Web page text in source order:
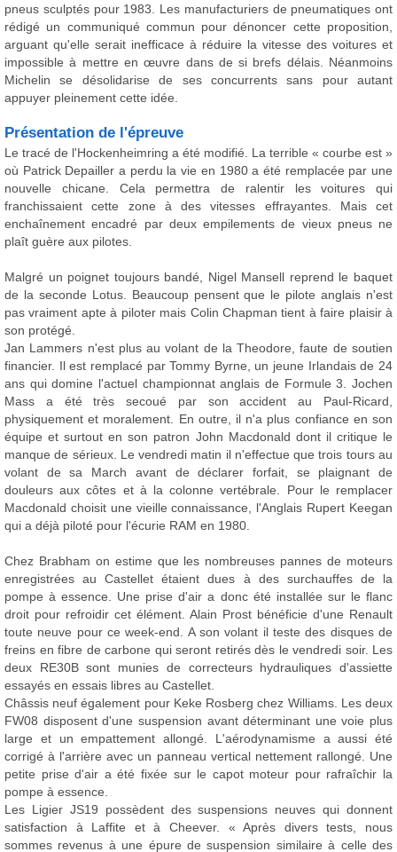
pneus sculptés pour 1983. Les manufacturiers de pneumatiques ont
rédigé un communiqué commun pour dénoncer cette proposition,
arguant qu'elle serait inefficace à réduire la vitesse des voitures et
impossible à mettre en œuvre dans de si brefs délais. Néanmoins
Michelin se désolidarise de ses concurrents sans pour autant
appuyer pleinement cette idée.
Présentation de l'épreuve
Le tracé de l'Hockenheimring a été modifié. La terrible « courbe est »
où Patrick Depailler a perdu la vie en 1980 a été remplacée par une
nouvelle chicane. Cela permettra de ralentir les voitures qui
franchissaient cette zone à des vitesses effrayantes. Mais cet
enchaînement encadré par deux empilements de vieux pneus ne
plaît guère aux pilotes.
Malgré un poignet toujours bandé, Nigel Mansell reprend le baquet
de la seconde Lotus. Beaucoup pensent que le pilote anglais n'est
pas vraiment apte à piloter mais Colin Chapman tient à faire plaisir à
son protégé.
Jan Lammers n'est plus au volant de la Theodore, faute de soutien
financier. Il est remplacé par Tommy Byrne, un jeune Irlandais de 24
ans qui domine l'actuel championnat anglais de Formule 3. Jochen
Mass a été très secoué par son accident au Paul-Ricard,
physiquement et moralement. En outre, il n'a plus confiance en son
équipe et surtout en son patron John Macdonald dont il critique le
manque de sérieux. Le vendredi matin il n'effectue que trois tours au
volant de sa March avant de déclarer forfait, se plaignant de
douleurs aux côtes et à la colonne vertébrale. Pour le remplacer
Macdonald choisit une vieille connaissance, l'Anglais Rupert Keegan
qui a déjà piloté pour l'écurie RAM en 1980.
Chez Brabham on estime que les nombreuses pannes de moteurs
enregistrées au Castellet étaient dues à des surchauffes de la
pompe à essence. Une prise d'air a donc été installée sur le flanc
droit pour refroidir cet élément. Alain Prost bénéficie d'une Renault
toute neuve pour ce week-end. A son volant il teste des disques de
freins en fibre de carbone qui seront retirés dès le vendredi soir. Les
deux RE30B sont munies de correcteurs hydrauliques d'assiette
essayés en essais libres au Castellet.
Châssis neuf également pour Keke Rosberg chez Williams. Les deux
FW08 disposent d'une suspension avant déterminant une voie plus
large et un empattement allongé. L'aérodynamisme a aussi été
corrigé à l'arrière avec un panneau vertical nettement rallongé. Une
petite prise d'air a été fixée sur le capot moteur pour rafraîchir la
pompe à essence.
Les Ligier JS19 possèdent des suspensions neuves qui donnent
satisfaction à Laffite et à Cheever. « Après divers tests, nous
sommes revenus à une épure de suspension similaire à celle des